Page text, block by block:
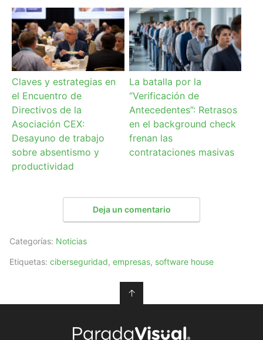
Claves y estrategias en
el Encuentro de
Directivos de la
Asociación CEX:
Desayuno de trabajo
sobre absentismo y
productividad
La batalla por la
“Verificación de
Antecedentes”: Retrasos
en el background check
frenan las
contrataciones masivas
Deja un comentario
Categorías: Noticias
Etiquetas: ciberseguridad, empresas, software house
↑